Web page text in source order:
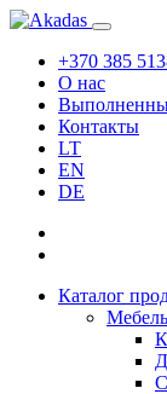
+370 385
О нас
Контакты
LT
EN
DE
Каталог